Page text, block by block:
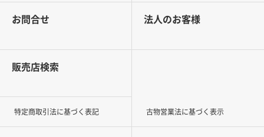
お問合せ 法人のお客様
販売店検索
特定商取引法に基づく表記 古物営業法に基づく表示